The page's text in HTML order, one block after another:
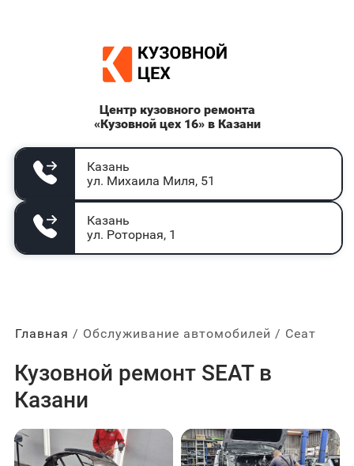
Центр кузовного ремонта
«Кузовной цех 16» в Казани
Казань
ул. Михаила Миля, 51
Казань
ул. Роторная, 1
Главная Обслуживание автомобилей Сеат
Кузовной ремонт SEAT в
Казани